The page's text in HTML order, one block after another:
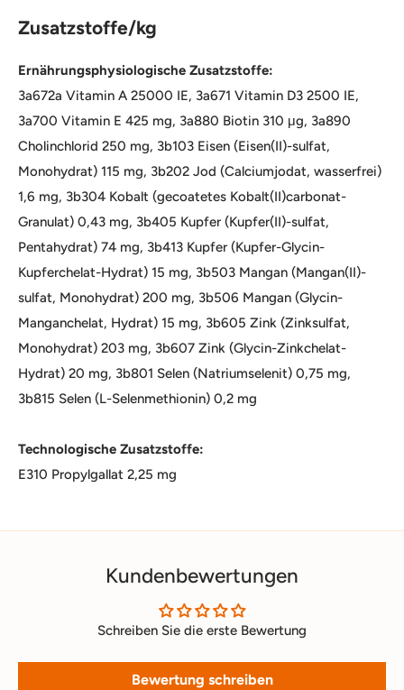
Zusatzstoffe/kg
Ernährungsphysiologische Zusatzstoffe:
3a672a Vitamin A 25000 IE, 3a671 Vitamin D3 2500 IE,
3a700 Vitamin E 425 mg, 3a880 Biotin 310 μg, 3a890
Cholinchlorid 250 mg, 3b103 Eisen (Eisen(II)-sulfat,
Monohydrat) 115 mg, 3b202 Jod (Calciumjodat, wasserfrei)
1,6 mg, 3b304 Kobalt (gecoatetes Kobalt(II)carbonat-
Granulat) 0,43 mg, 3b405 Kupfer (Kupfer(II)-sulfat,
Pentahydrat) 74 mg, 3b413 Kupfer (Kupfer-Glycin-
Kupferchelat-Hydrat) 15 mg, 3b503 Mangan (Mangan(II)-
sulfat, Monohydrat) 200 mg, 3b506 Mangan (Glycin-
Manganchelat, Hydrat) 15 mg, 3b605 Zink (Zinksulfat,
Monohydrat) 203 mg, 3b607 Zink (Glycin-Zinkchelat-
Hydrat) 20 mg, 3b801 Selen (Natriumselenit) 0,75 mg,
3b815 Selen (L-Selenmethionin) 0,2 mg
Technologische Zusatzstoffe:
E310 Propylgallat 2,25 mg
Kundenbewertungen
Schreiben Sie die erste Bewertung
Bewertung schreiben